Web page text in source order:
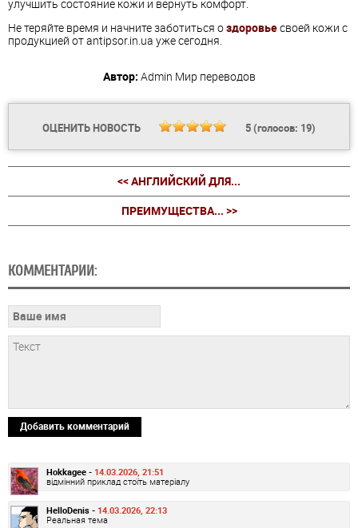
улучшить состояние кожи и вернуть комфорт.
Не теряйте время и начните заботиться оздоровьесвоей кожи с
продукцией от antipsor.in.ua уже сегодня.
Автор: Admin Мир переводов
ОЦЕНИТЬ НОВОСТЬ 5(голосов: 19)
<< АНГЛИЙСКИЙ ДЛЯ...
ПРЕИМУЩЕСТВА... >>
КОММЕНТАРИИ:
Добавить комментарий
Hokkagee - 14.03.2026, 21:51
відмінний приклад стоїть матеріалу
HelloDenis - 14.03.2026, 22:13
Реальная тема